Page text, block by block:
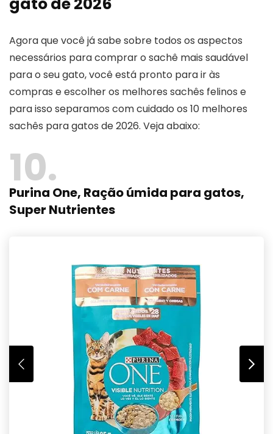
Agora que você já sabe sobre todos os aspectos
necessários para comprar o sachê mais saudável
para o seu gato, você está pronto para ir às
compras e escolher os melhores sachês felinos e
para isso separamos com cuidado os 10 melhores
sachês para gatos de 2026. Veja abaixo:
10
Purina One, Ração úmida para gatos,
Super Nutrientes